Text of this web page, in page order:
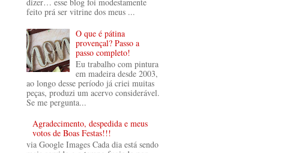
feito prá ser vitrine dos meus ...
O que é pátina
provençal? Passo a
passo completo!
Eu trabalho com pintura
em madeira desde 2003,
ao longo desse período já criei muitas
peças, produzi um acervo considerável.
Se me pergunta...
Agradecimento, despedida e meus
votos de Boas Festas!!!
via Google Images Cada dia está sendo